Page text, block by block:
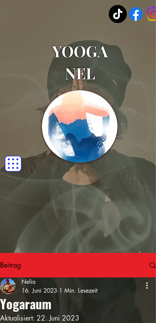
YOOGA
NEL
Beitrag
Yogaraum
Nelia
16. Juni 2023 1 Min. Lesezeit
Aktualisiert: 22. Juni 2023